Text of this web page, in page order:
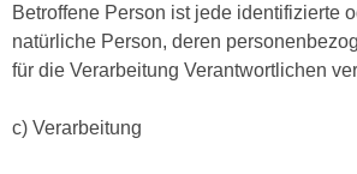
Betroffene Person ist jede identifizierte
natürliche Person, deren
für die Verarbeitung Verantwortlichen
c) Verarbeitung